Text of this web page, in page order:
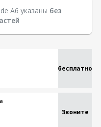
A6 указаны без
бесплатно
Звоните